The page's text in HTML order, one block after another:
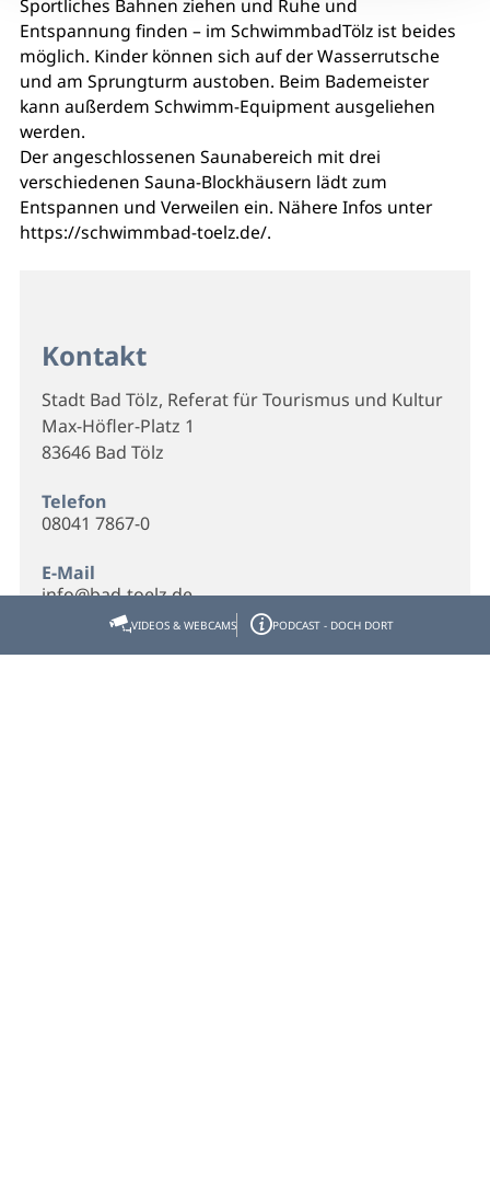
Sportliches Bahnen ziehen und Ruhe und
Entspannung finden – im SchwimmbadTölz ist beides
möglich. Kinder können sich auf der Wasserrutsche
und am Sprungturm austoben. Beim Bademeister
kann außerdem Schwimm-Equipment ausgeliehen
werden.
Der angeschlossenen Saunabereich mit drei
verschiedenen Sauna-Blockhäusern lädt zum
Entspannen und Verweilen ein. Nähere Infos unter
https://schwimmbad-toelz.de/.
Kontakt
Stadt Bad Tölz, Referat für Tourismus und Kultur
Max-Höfler-Platz 1
83646 Bad Tölz
Telefon
08041 7867-0
E-Mail
info@bad-toelz.de
VIDEOS & WEBCAMS PODCAST - DOCH DORT